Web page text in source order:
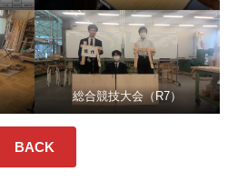
総合競技大会（R7）
BACK